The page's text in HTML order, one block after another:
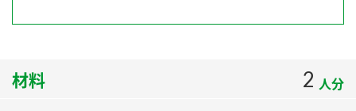
鍋奉行マニュアル
材料 2 人分